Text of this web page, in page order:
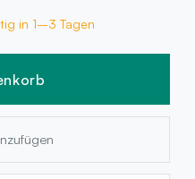
in 1–3 Tagen